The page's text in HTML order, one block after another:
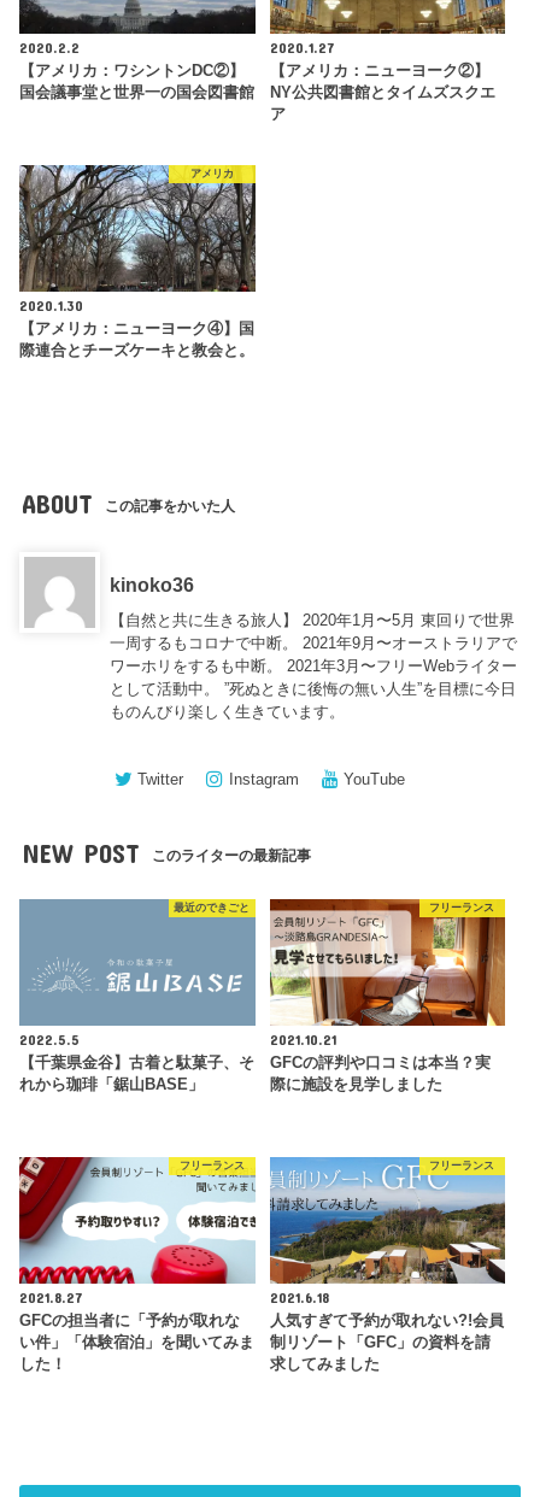
2020.2.2
【アメリカ：ワシントンDC②】
国会議事堂と世界一の国会図書館
2020.1.27
【アメリカ：ニューヨーク②】
NY公共図書館とタイムズスクエ
ア
アメリカ
2020.1.30
【アメリカ：ニューヨーク④】国
際連合とチーズケーキと教会と。
ABOUT この記事をかいた人
kinoko36
【自然と共に生きる旅人】 2020年1月〜5月 東回りで世界
一周するもコロナで中断。 2021年9月〜オーストラリアで
ワーホリをするも中断。 2021年3月〜フリーWebライター
として活動中。 ”死ぬときに後悔の無い人生”を目標に今日
ものんびり楽しく生きています。
Twitter Instagram YouTube
NEW POST このライターの最新記事
最近のできごと
2022.5.5
【千葉県金谷】古着と駄菓子、そ
れから珈琲「鋸山BASE」
フリーランス
2021.10.21
GFCの評判や口コミは本当？実
際に施設を見学しました
フリーランス
2021.8.27
GFCの担当者に「予約が取れな
い件」「体験宿泊」を聞いてみま
した！
フリーランス
2021.6.18
人気すぎて予約が取れない?!会員
制リゾート「GFC」の資料を請
求してみました